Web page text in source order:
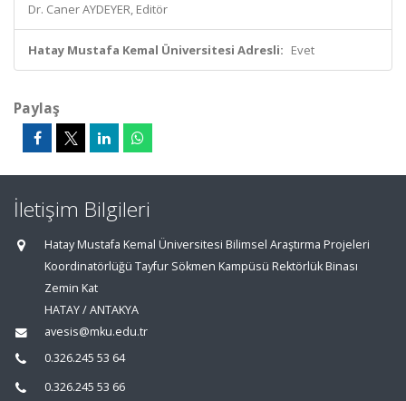
Dr. Caner AYDEYER, Editör
Hatay Mustafa Kemal Üniversitesi Adresli: Evet
Paylaş
İletişim Bilgileri
Hatay Mustafa Kemal Üniversitesi Bilimsel Araştırma Projeleri
Koordinatörlüğü Tayfur Sökmen Kampüsü Rektörlük Binası
Zemin Kat
HATAY / ANTAKYA
avesis@mku.edu.tr
0.326.245 53 64
0.326.245 53 66